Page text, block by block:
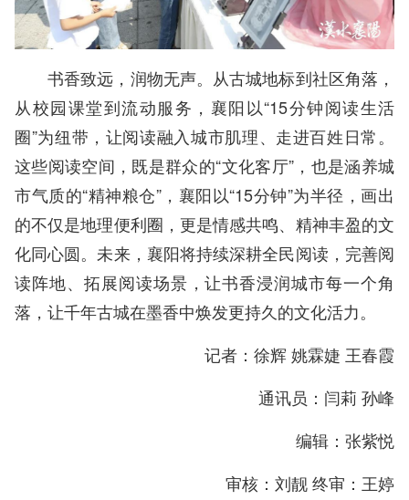
书香致远，润物无声。从古城地标到社区角落，
从校园课堂到流动服务，襄阳以“15分钟阅读生活
圈”为纽带，让阅读融入城市肌理、走进百姓日常。
这些阅读空间，既是群众的“文化客厅”，也是涵养城
市气质的“精神粮仓”，襄阳以“15分钟”为半径，画出
的不仅是地理便利圈，更是情感共鸣、精神丰盈的文
化同心圆。未来，襄阳将持续深耕全民阅读，完善阅
读阵地、拓展阅读场景，让书香浸润城市每一个角
落，让千年古城在墨香中焕发更持久的文化活力。
记者：徐辉 姚霖婕 王春霞
通讯员：闫莉 孙峰
编辑：张紫悦
审核：刘靓 终审：王婷